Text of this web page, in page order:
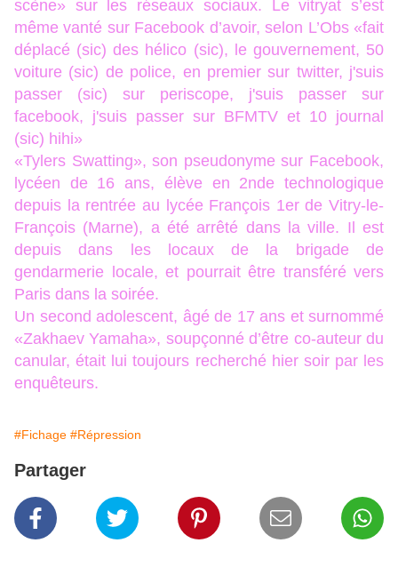
scène» sur les réseaux sociaux. Le vitryat s’est
même vanté sur Facebook d’avoir, selon L’Obs «fait
déplacé (sic) des hélico (sic), le gouvernement, 50
voiture (sic) de police, en premier sur twitter, j'suis
passer (sic) sur periscope, j'suis passer sur
facebook, j'suis passer sur BFMTV et 10 journal
(sic) hihi»
«Tylers Swatting», son pseudonyme sur Facebook,
lycéen de 16 ans, élève en 2nde technologique
depuis la rentrée au lycée François 1er de Vitry-le-
François (Marne), a été arrêté dans la ville. Il est
depuis dans les locaux de la brigade de
gendarmerie locale, et pourrait être transféré vers
Paris dans la soirée.
Un second adolescent, âgé de 17 ans et surnommé
«Zakhaev Yamaha», soupçonné d’être co-auteur du
canular, était lui toujours recherché hier soir par les
enquêteurs.
#Fichage #Répression
Partager